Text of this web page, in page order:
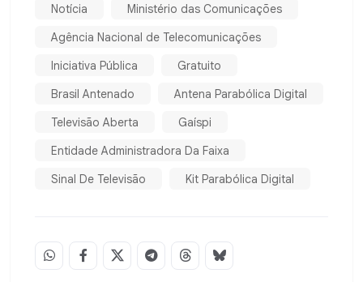
Notícia
Ministério das Comunicações
Agência Nacional de Telecomunicações
Iniciativa Pública
Gratuito
Brasil Antenado
Antena Parabólica Digital
Televisão Aberta
Gaíspi
Entidade Administradora Da Faixa
Sinal De Televisão
Kit Parabólica Digital